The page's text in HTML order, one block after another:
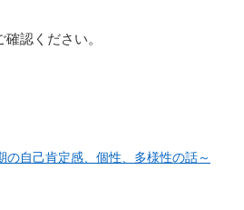
認ください。
自己肯定感、個性、多様性の話～